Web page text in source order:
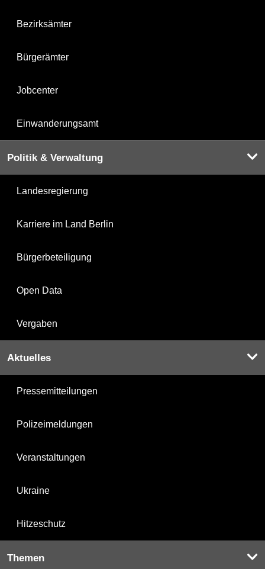
Bezirksämter
Bürgerämter
Jobcenter
Einwanderungsamt
Politik & Verwaltung
Landesregierung
Karriere im Land Berlin
Bürgerbeteiligung
Open Data
Vergaben
Aktuelles
Pressemitteilungen
Polizeimeldungen
Veranstaltungen
Ukraine
Hitzeschutz
Themen